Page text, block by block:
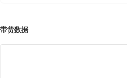
带货数据